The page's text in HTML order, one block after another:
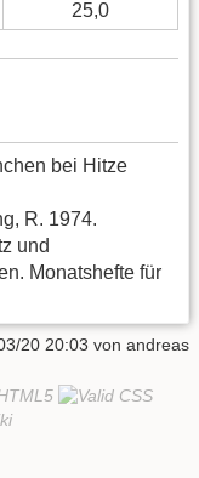
25,0
bei Hitze
R. 1974.
und
Monatshefte für
20 20:03 von andreas